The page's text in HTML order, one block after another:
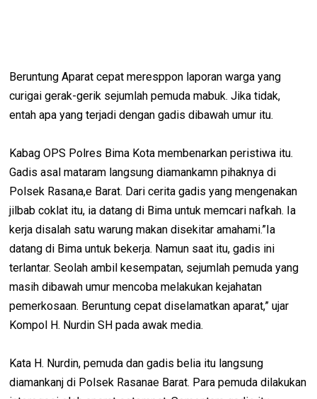
Beruntung Aparat cepat meresppon laporan warga yang
curigai gerak-gerik sejumlah pemuda mabuk. Jika tidak,
entah apa yang terjadi dengan gadis dibawah umur itu.
Kabag OPS Polres Bima Kota membenarkan peristiwa itu.
Gadis asal mataram langsung diamankamn pihaknya di
Polsek Rasana,e Barat. Dari cerita gadis yang mengenakan
jilbab coklat itu, ia datang di Bima untuk memcari nafkah. Ia
kerja disalah satu warung makan disekitar amahami.”Ia
datang di Bima untuk bekerja. Namun saat itu, gadis ini
terlantar. Seolah ambil kesempatan, sejumlah pemuda yang
masih dibawah umur mencoba melakukan kejahatan
pemerkosaan. Beruntung cepat diselamatkan aparat,” ujar
Kompol H. Nurdin SH pada awak media.
Kata H. Nurdin, pemuda dan gadis belia itu langsung
diamankanj di Polsek Rasanae Barat. Para pemuda dilakukan